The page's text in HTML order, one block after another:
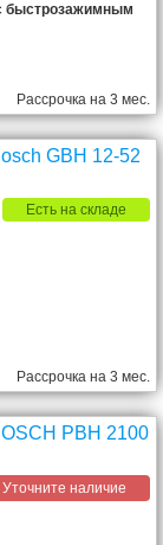
быстрозажимным
Рассрочка на 3 мес.
GBH 12-52
Есть на складе
Рассрочка на 3 мес.
PBH 2100
Уточните наличие